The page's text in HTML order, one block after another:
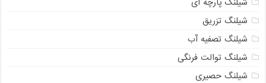
شیلنگ تزریق
شیلنگ تصفیه آب
شیلنگ توالت فرنگی
شیلنگ حصیری